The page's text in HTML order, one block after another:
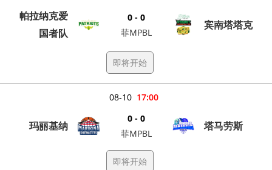
帕拉纳克爱
国者队
0 - 0
菲MPBL
宾南塔塔克
即将开始
17:00
08-10
玛丽基纳
0 - 0
菲MPBL
塔马劳斯
即将开始